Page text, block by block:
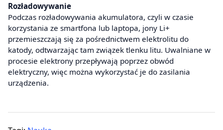
Rozładowywanie
Podczas rozładowywania akumulatora, czyli w czasie
korzystania ze smartfona lub laptopa, jony Li+
przemieszczają się za pośrednictwem elektrolitu do
katody, odtwarzając tam związek tlenku litu. Uwalniane w
procesie elektrony przepływają poprzez obwód
elektryczny, więc można wykorzystać je do zasilania
urządzenia.